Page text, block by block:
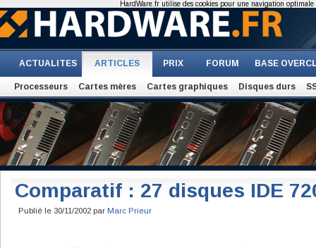
ACTUALITES ARTICLES PRIX FORUM BASE
Processeurs Cartes mères Cartes graphiques Disques durs
Comparatif : 27 disques IDE
Publié le 30/11/2002 par Marc Prieur
HardWare.fr utilise des cookies pour une navigation